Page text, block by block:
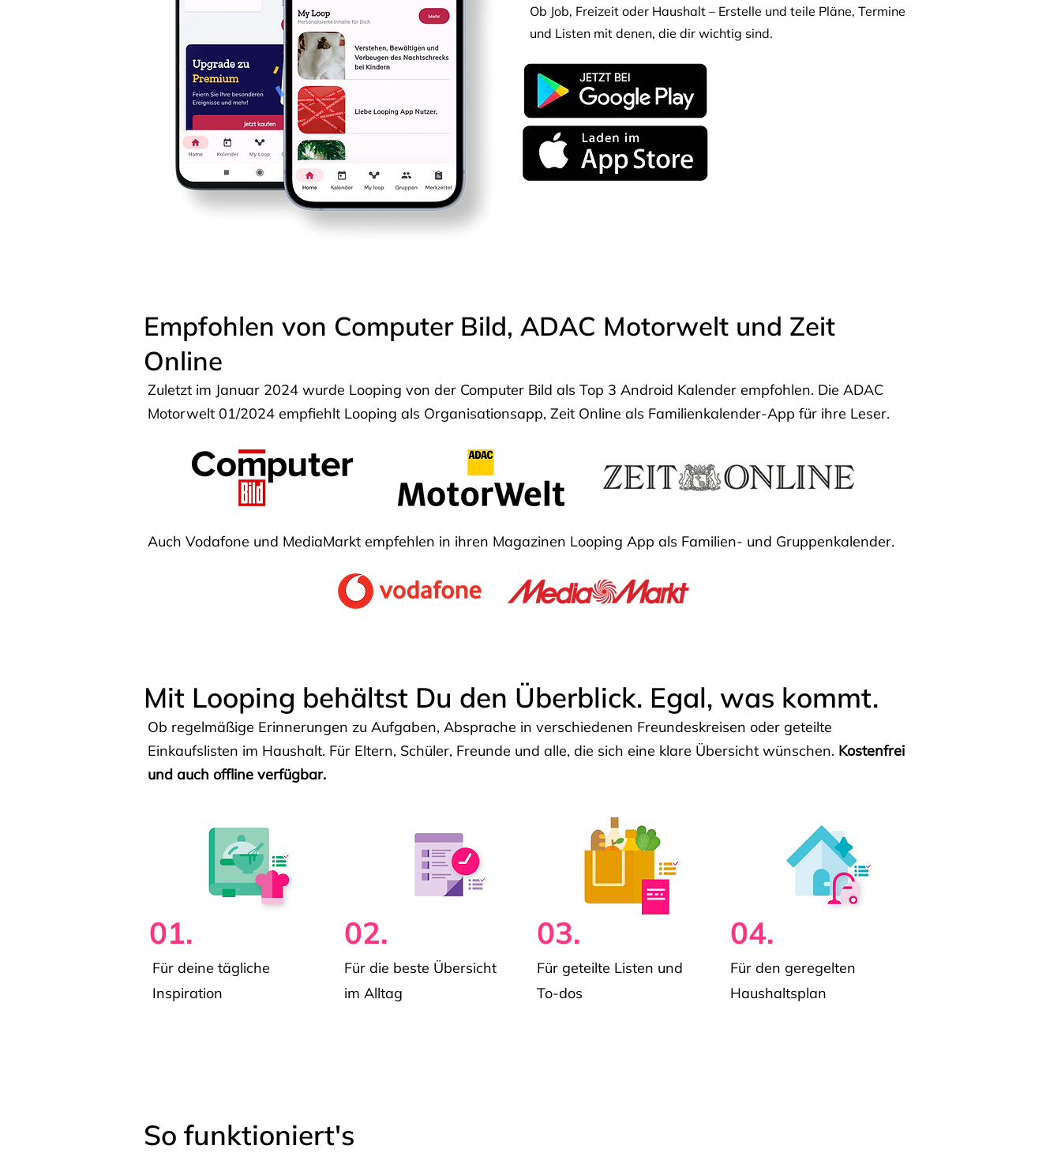
Ob Job, Freizeit oder Haushalt – Erstelle und teile Pläne, Termine
und Listen mit denen, die dir wichtig sind.
Empfohlen von Computer Bild, ADAC Motorwelt und Zeit
Online
Zuletzt im Januar 2024 wurde Looping von der Computer Bild als Top 3 Android Kalender empfohlen. Die ADAC
Motorwelt 01/2024 empfiehlt Looping als Organisationsapp, Zeit Online als Familienkalender-App für ihre Leser.
Auch Vodafone und MediaMarkt empfehlen in ihren Magazinen Looping App als Familien- und Gruppenkalender.
Mit Looping behältst Du den Überblick. Egal, was kommt.
Ob regelmäßige Erinnerungen zu Aufgaben, Absprache in verschiedenen Freundeskreisen oder geteilte
Einkaufslisten im Haushalt. Für Eltern, Schüler, Freunde und alle, die sich eine klare Übersicht wünschen. Kostenfrei
und auch offline verfügbar.
01.
Für deine tägliche
Inspiration
02.
Für die beste Übersicht
im Alltag
03.
Für geteilte Listen und
To-dos
04.
Für den geregelten
Haushaltsplan
So funktioniert's